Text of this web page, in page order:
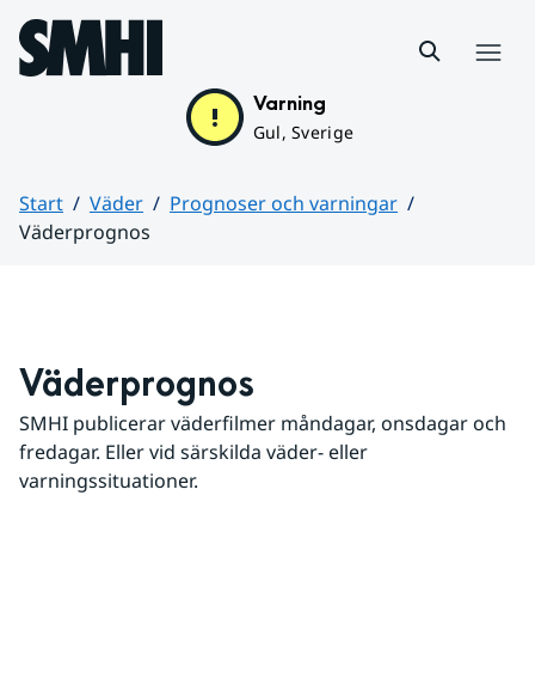
Hoppa till sidans innehåll
Varning
Gul, Sverige
Start Väder
Prognoser och varningar
Väderprognos
Väderprognos
SMHI publicerar väderfilmer måndagar, onsdagar och
fredagar. Eller vid särskilda väder- eller
varningssituationer.